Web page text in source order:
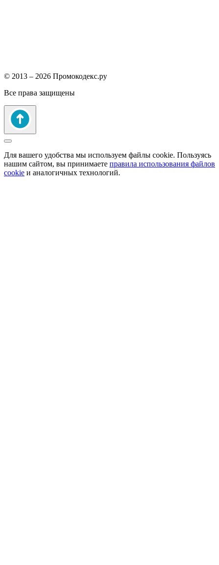
© 2013 – 2026 Промокодекс.ру
Все права защищены
Для вашего удобства мы используем файлы cookie. Пользуясь
нашим сайтом, вы принимаете правила использования файлов
cookie и аналогичных технологий.